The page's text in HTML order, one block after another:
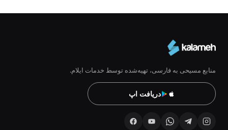
منابع مسیحی به فارسی، تهیه‌شده توسط خدمات ایلام.
دریافت اپ